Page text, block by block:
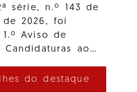
série, n.º 143 de
2026, foi
Aviso de
ao…
do destaque